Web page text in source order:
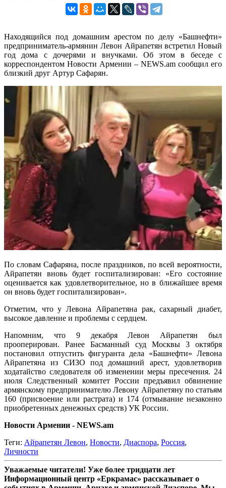
Находящийся под домашним арестом по делу «Башнефти»
предприниматель-армянин Левон Айрапетян встретил Новый
год дома с дочерями и внучками. Об этом в беседе с
корреспондентом Новости Армении – NEWS.am сообщил его
близкий друг Артур Сафарян.
По словам Сафаряна, после праздников, по всей вероятности,
Айрапетян вновь будет госпитализирован: «Его состояние
оценивается как удовлетворительное, но в ближайшее время
он вновь будет госпитализирован».
Отметим, что у Левона Айрапетяна рак, сахарный диабет,
высокое давление и проблемы с сердцем.
Напомним, что 9 декабря Левон Айрапетян был
прооперирован. Ранее Басманный суд Москвы 3 октября
постановил отпустить фигуранта дела «Башнефти» Левона
Айрапетяна из СИЗО под домашний арест, удовлетворив
ходатайство следователя об изменении меры пресечения. 24
июля Следственный комитет России предъявил обвинение
армянскому предпринимателю Левону Айрапетяну по статьям
160 (присвоение или растрата) и 174 (отмывание незаконно
приобретенных денежных средств) УК России.
Новости Армении - NEWS.am
Теги: Айрапетян Левон, Новости, Диаспора, Россия,
Личности
Уважаемые читатели! Уже более тридцати лет
Информационный центр «Еркрамас» рассказывает о